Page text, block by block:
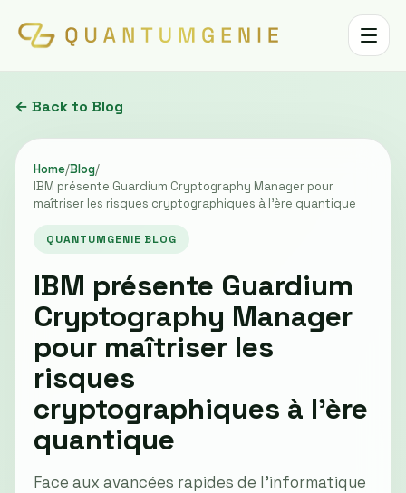
Toggle
← Back to Blog
Home/Blog/
IBM présente Guardium Cryptography Manager pour
maîtriser les risques cryptographiques à l'ère quantique
QUANTUMGENIE BLOG
IBM présente Guardium
Cryptography Manager
pour maîtriser les
risques
cryptographiques à l'ère
quantique
Face aux avancées rapides de l'informatique